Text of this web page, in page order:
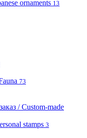
ornaments 13
73
/ Custom-made
stamps 3